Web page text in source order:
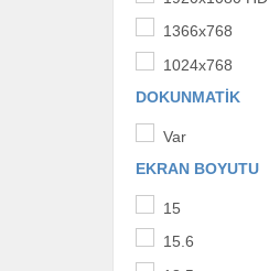
1366x768
1024x768
DOKUNMATIK
Var
EKRAN BOYUTU
15
15.6